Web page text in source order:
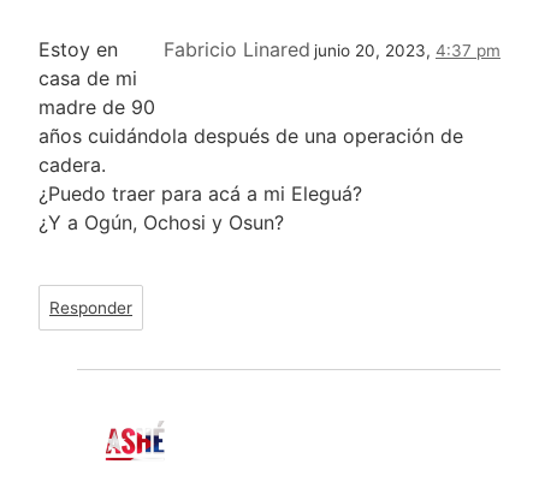
Fabricio Linared junio 20, 2023, 4:37 pm
Estoy en
casa de mi
madre de 90
años cuidándola después de una operación de
cadera.
¿Puedo traer para acá a mi Eleguá?
¿Y a Ogún, Ochosi y Osun?
Responder